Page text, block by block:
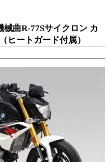
曲R-77Sサイクロン カ
ヒートガード付属）